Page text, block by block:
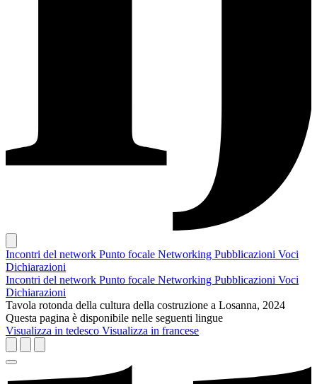
Incontri del network Punto focale Networking Pubblicazioni Voci
Dichiarazioni
Incontri del network Punto focale Networking Pubblicazioni Voci
Dichiarazioni
Tavola rotonda della cultura della costruzione a Losanna, 2024
Questa pagina è disponibile nelle seguenti lingue
Visualizza in tedesco Visualizza in francese